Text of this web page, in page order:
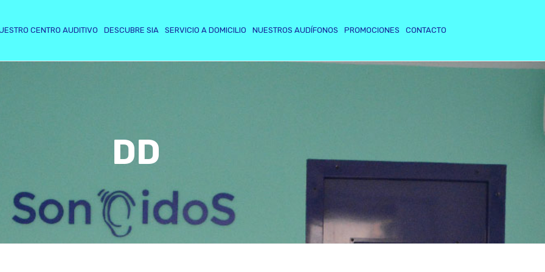
CENTRO AUDITIVO DESCUBRE SIA SERVICIO A DOMICILIO NUESTROS AUDÍFONOS PROMOCIONES CONTACTO
DD